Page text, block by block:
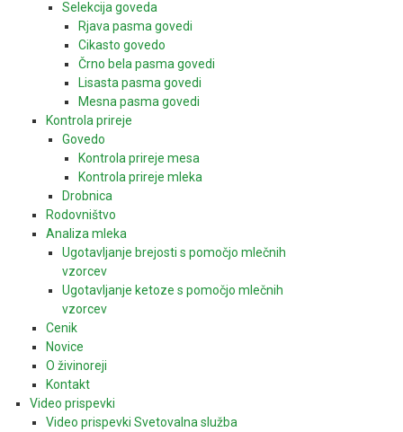
Selekcija goveda
Rjava pasma govedi
Cikasto govedo
Črno bela pasma govedi
Lisasta pasma govedi
Mesna pasma govedi
Kontrola prireje
Govedo
Kontrola prireje mesa
Kontrola prireje mleka
Drobnica
Rodovništvo
Analiza mleka
Ugotavljanje brejosti s pomočjo mlečnih
vzorcev
Ugotavljanje ketoze s pomočjo mlečnih
vzorcev
Cenik
Novice
O živinoreji
Kontakt
Video prispevki
Video prispevki Svetovalna služba